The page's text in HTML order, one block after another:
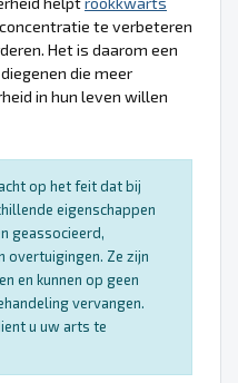
te verbeteren
Het is daarom een
die meer
in hun leven willen
op het feit dat bij
eigenschappen
geassocieerd,
overtuigingen. Ze zijn
en kunnen op geen
vervangen.
u uw arts te